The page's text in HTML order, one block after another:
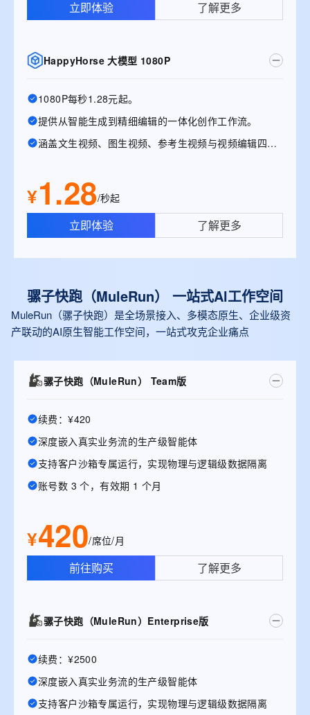
立即体验 了解更多
HappyHorse 大模型 1080P
1080P每秒1.28元起。
提供从智能生成到精细编辑的一体化创作工作流。
¥1.28/秒起
立即体验 了解更多
骡子快跑（MuleRun） 一站式Al工作空间
MuleRun（骡子快跑）是全场景接入、多模态原生、企业级资
产联动的AI原生智能工作空间，一站式攻克企业痛点
骡子快跑（MuleRun） Team版
续费：¥420
深度嵌入真实业务流的生产级智能体
支持客户沙箱专属运行，实现物理与逻辑级数据隔离
账号数 3 个，有效期 1 个月
¥420/席位/月
前往购买 了解更多
骡子快跑（MuleRun）Enterprise版
续费：¥2500
深度嵌入真实业务流的生产级智能体
支持客户沙箱专属运行，实现物理与逻辑级数据隔离